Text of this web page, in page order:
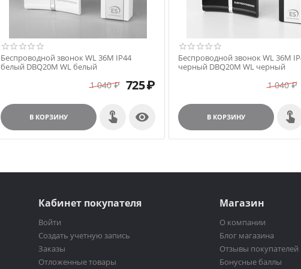
Беспроводной звонок WL 36M IP44
белый DBQ20M WL белый
1 040 ₽ 725₽
В КОРЗИНУ 
Беспроводной звонок WL 36M
черный DBQ20M WL черный
1 040 ₽
В КОРЗИНУ
Кабинет покупателя
Войти
Создать учетную запись
Заказы
Отложенные товары
Магазин
О компании
Блог магазина
Отзывы покупателей
Бонусные баллы